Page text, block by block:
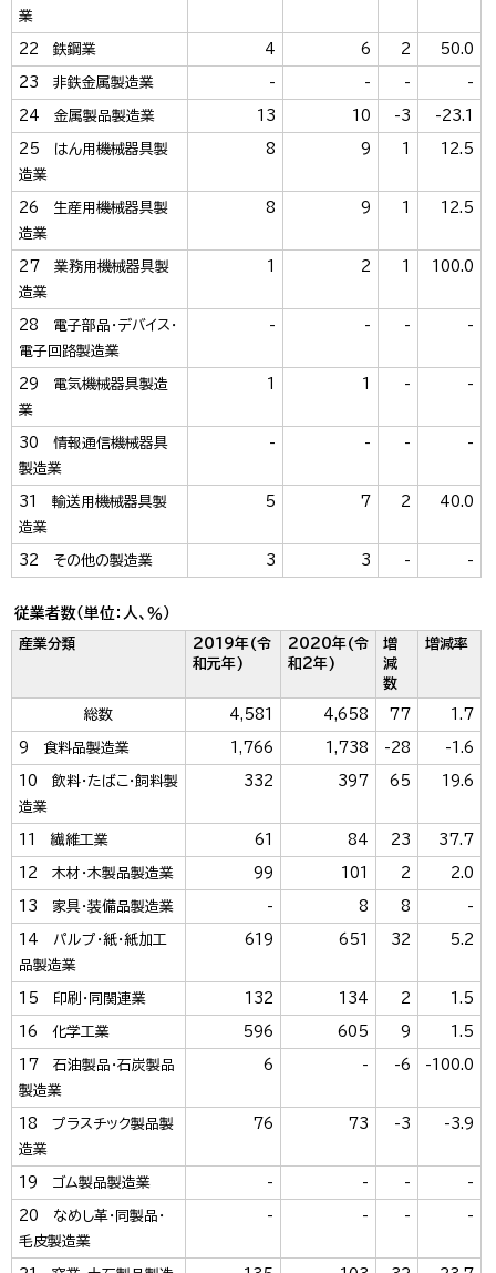
業
22 鉄鋼業 4 6 2 50.0
23 非鉄金属製造業 - - - -
24 金属製品製造業 13 10 -3 -23.1
25 はん用機械器具製
造業
8 9 12.5
26 生産用機械器具製
造業
8 9 12.5
27 業務用機械器具製
造業
2 100.0
28 電子部品・デバイス・
電子回路製造業
- - - -
29 電気機械器具製造
業
- -
30 情報通信機械器具
製造業
- - - -
31 輸送用機械器具製
造業
5 7 2 40.0
32 その他の製造業 3 3 - -
従業者数（単位：人、％）
産業分類
2019年(令
和元年)
2020年(令
和2年)
増
減
数
増減率
総数 4,581 4,658 77 1.7
9 食料品製造業 1,766 1,738 -28 -1.6
10 飲料・たばこ・飼料製
造業
332 397 65 19.6
11 繊維工業 61 84 23 37.7
12 木材・木製品製造業 99 101 2 2.0
13 家具・装備品製造業 - 8 8 -
14 パルプ・紙・紙加工
品製造業
619 651 32 5.2
15 印刷・同関連業 132 134 2 1.5
16 化学工業 596 605 9 1.5
17 石油製品・石炭製品
製造業
6 - -6 -100.0
18 プラスチック製品製
造業
76 73 -3 -3.9
19 ゴム製品製造業 - - - -
20 なめし革・同製品・
毛皮製造業
- - - -